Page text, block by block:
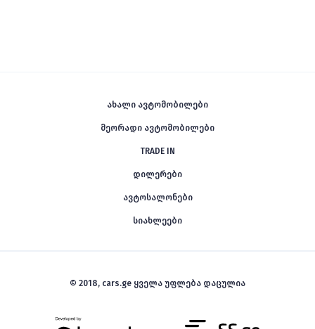
ახალი ავტომობილები
მეორადი ავტომობილები
TRADE IN
დილერები
ავტოსალონები
სიახლეები
© 2018, cars.ge ყველა უფლება დაცულია